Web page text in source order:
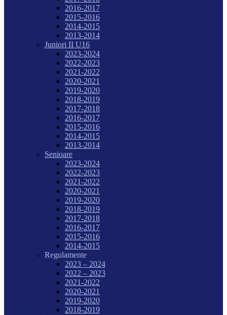
2016-2017
2015-2016
2014-2015
2013-2014
Juniori II U16
2023-2024
2022-2023
2021-2022
2020-2021
2019-2020
2018-2019
2017-2018
2016-2017
2015-2016
2014-2015
2013-2014
Senioare
2023-2024
2022-2023
2021-2022
2020-2021
2019-2020
2018-2019
2017-2018
2016-2017
2015-2016
2014-2015
Regulamente
2023 – 2024
2022 – 2023
2021-2022
2020-2021
2019-2020
2018-2019